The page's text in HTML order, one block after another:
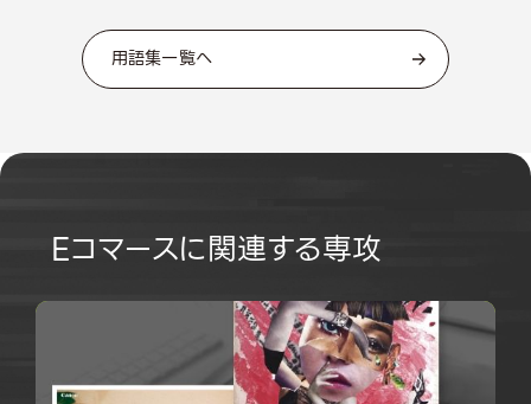
用語集一覧へ
Eコマースに関連する専攻